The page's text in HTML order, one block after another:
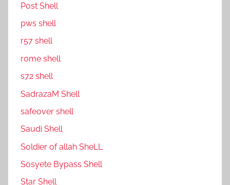
Post Shell
pws shell
r57 shell
rome shell
s72 shell
SadrazaM Shell
safe0ver shell
Saudi Shell
Soldier of allah SheLL
Sosyete Bypass Shell
Star Shell